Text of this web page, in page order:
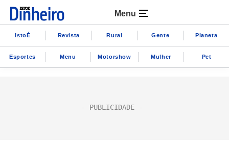
Menu
IstoÉ Revista Rural Gente Planeta
Esportes Menu Motorshow Mulher Pet